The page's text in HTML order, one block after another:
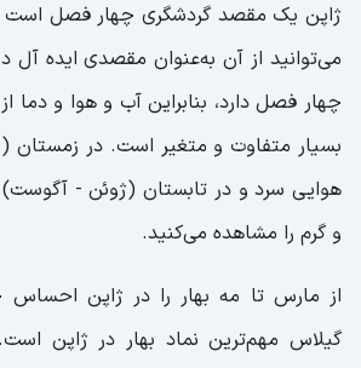
ژاپن یک مقصد گردشگری چهار فصل است
می‌توانید از آن به‌عنوان مقصدی ایده آل
چهار فصل دارد، بنابراین آب و هوا و دما
بسیار متفاوت و متغیر است. در زمستان
هوایی سرد و در تابستان (ژوئن -
و گرم را مشاهده می‌کنید.
از مارس تا مه بهار را در ژاپن
گیلاس مهم‌ترین نماد بهار در ژاپن